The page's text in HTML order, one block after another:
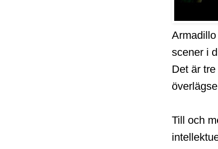
scener i
Det är
Till och